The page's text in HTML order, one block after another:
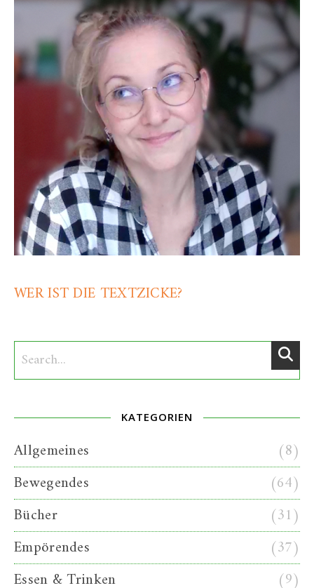
WER IST DIE TEXTZICKE?
KATEGORIEN
Allgemeines
(8)
Bewegendes
(64)
Bücher
(31)
Empörendes
(37)
Essen & Trinken
(9)